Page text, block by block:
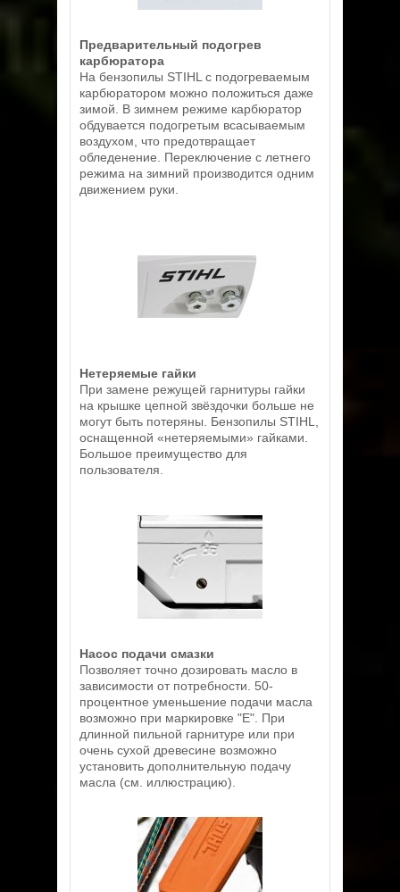
Предварительный подогрев
карбюратора
На бензопилы STIHL с подогреваемым
карбюратором можно положиться даже
зимой. В зимнем режиме карбюратор
обдувается подогретым всасываемым
воздухом, что предотвращает
обледенение. Переключение с летнего
режима на зимний производится одним
движением руки.
Нетеряемые гайки
При замене режущей гарнитуры гайки
на крышке цепной звёздочки больше не
могут быть потеряны. Бензопилы STIHL,
оснащенной «нетеряемыми» гайками.
Большое преимущество для
пользователя.
Насос подачи смазки
Позволяет точно дозировать масло в
зависимости от потребности. 50-
процентное уменьшение подачи масла
возможно при маркировке "Е". При
длинной пильной гарнитуре или при
очень сухой древесине возможно
установить дополнительную подачу
масла (см. иллюстрацию).